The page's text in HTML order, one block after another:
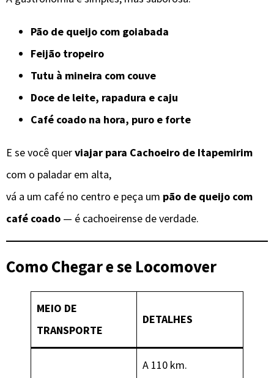
Pão de queijo com goiabada
Feijão tropeiro
Tutu à mineira com couve
Doce de leite, rapadura e caju
Café coado na hora, puro e forte
E se você querviajar para Cachoeiro de Itapemirim
com o paladar em alta,
vá a um café no centro e peça um pão de queijo com
café coado — é cachoeirense de verdade.
Como Chegar e se Locomover
MEIO DE
TRANSPORTE
DETALHES
A 110 km.